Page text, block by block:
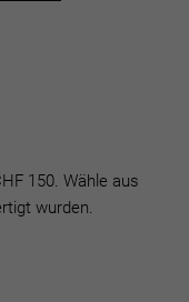
150. Wähle aus
wurden.